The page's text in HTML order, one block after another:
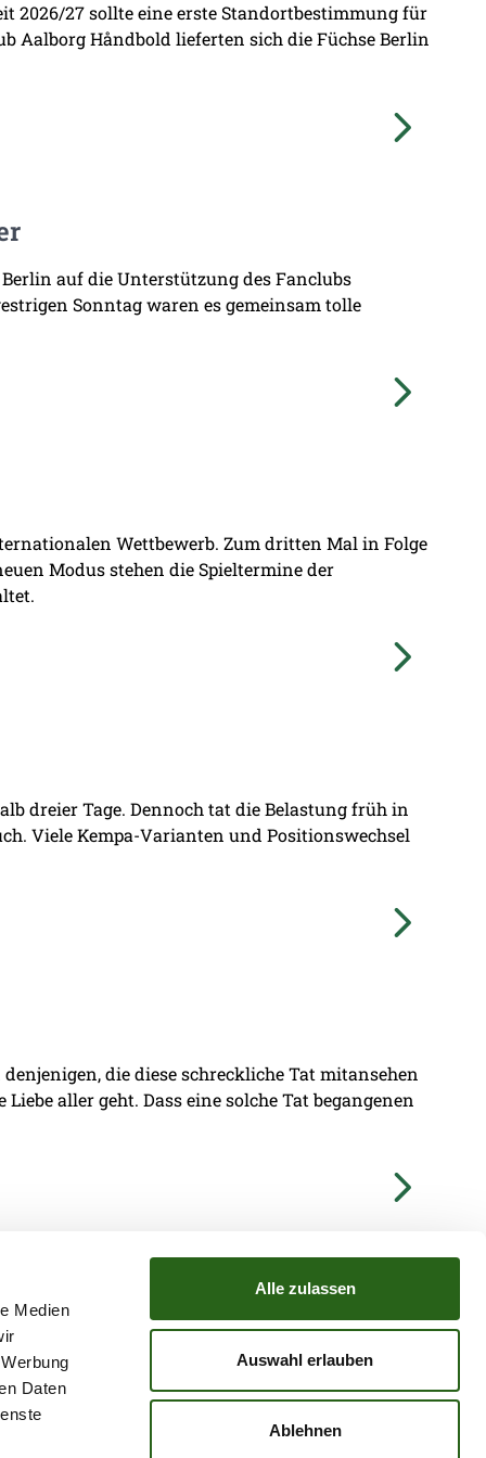
Medien
Daten
Alle zulassen
Auswahl erlauben
Ablehnen
2026/27 sollte eine erste Standortbestimmung für
Aalborg Håndbold lieferten sich die Füchse Berlin
auf die Unterstützung des Fanclubs
Sonntag waren es gemeinsam tolle
Wettbewerb. Zum dritten Mal in Folge
Modus stehen die Spieltermine der
dreier Tage. Dennoch tat die Belastung früh in
Viele Kempa-Varianten und Positionswechsel
die diese schreckliche Tat mitansehen
aller geht. Dass eine solche Tat begangenen
ATGB